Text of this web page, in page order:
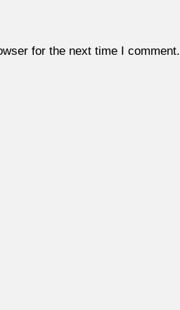
for the next time I comment.